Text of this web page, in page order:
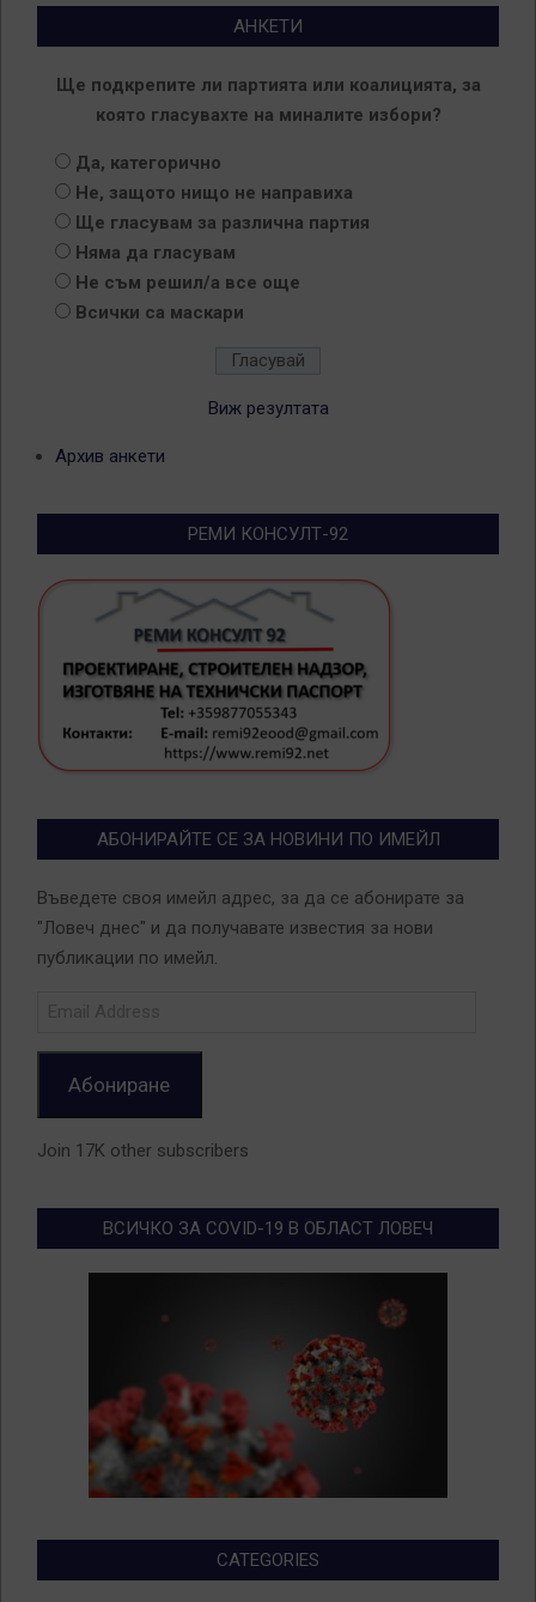
АНКЕТИ
Ще подкрепите ли партията или коалицията, за
която гласувахте на миналите избори?
Да, категорично
Не, защото нищо не направиха
Ще гласувам за различна партия
Няма да гласувам
Не съм решил/а все още
Всички са маскари
Виж резултата
Архив анкети
РЕМИ КОНСУЛТ-92
АБОНИРАЙТЕ СЕ ЗА НОВИНИ ПО ИМЕЙЛ
Въведете своя имейл адрес, за да се абонирате за
"Ловеч днес" и да получавате известия за нови
публикации по имейл.
Абониране
Join 17K other subscribers
ВСИЧКО ЗА COVID-19 В ОБЛАСТ ЛОВЕЧ
CATEGORIES